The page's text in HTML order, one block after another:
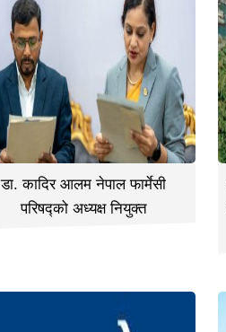
डा. कादिर आलम नेपाल फार्मेसी
परिषद्को अध्यक्ष नियुक्त